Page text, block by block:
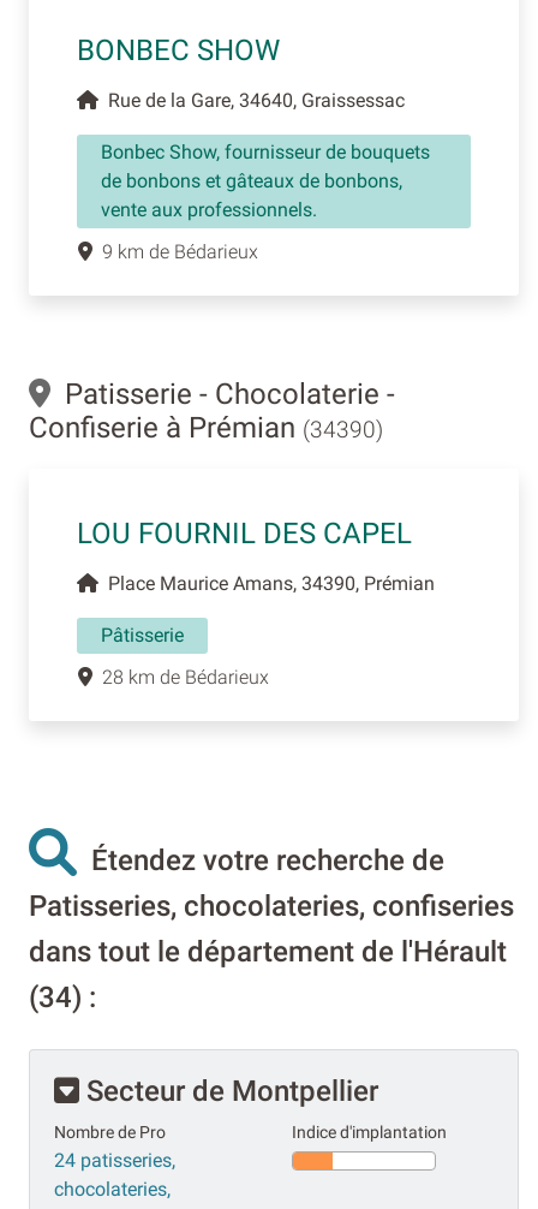
BONBEC SHOW
Rue de la Gare, 34640, Graissessac
Bonbec Show, fournisseur de bouquets
de bonbons et gâteaux de bonbons,
vente aux professionnels.
9 km de Bédarieux
Patisserie - Chocolaterie -
Confiserie à Prémian (34390)
LOU FOURNIL DES CAPEL
Place Maurice Amans, 34390, Prémian
Pâtisserie
28 km de Bédarieux
Étendez votre recherche de
Patisseries, chocolateries, confiseries
dans tout le département de l'Hérault
(34) :
Secteur de Montpellier
Nombre de Pro
24 patisseries,
chocolateries,
Indice d'implantation